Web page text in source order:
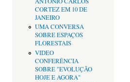
CORTEZ EM 10 DE
JANEIRO
UMA CONVERSA
SOBRE ESPAÇOS
FLORESTAIS
VIDEO
CONFERÊNCIA
SOBRE "EVOLUÇÃO
HOJE E AGORA"